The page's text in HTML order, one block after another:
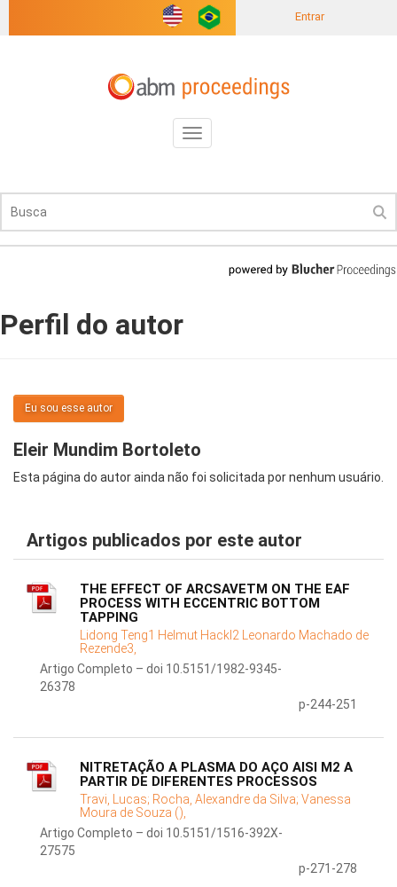
Entrar
Toggle
navigation
Perfil do autor
Eu sou esse autor
Eleir Mundim Bortoleto
Esta página do autor ainda não foi solicitada por nenhum usuário.
Artigos publicados por este autor
THE EFFECT OF ARCSAVETM ON THE EAF
PROCESS WITH ECCENTRIC BOTTOM
TAPPING
Lidong Teng1 Helmut Hackl2 Leonardo Machado de
Rezende3,
Artigo Completo – doi 10.5151/1982-9345-
26378
p-244-251
NITRETAÇÃO A PLASMA DO AÇO AISI M2 A
PARTIR DE DIFERENTES PROCESSOS
Travi, Lucas; Rocha, Alexandre da Silva; Vanessa
Moura de Souza (),
Artigo Completo – doi 10.5151/1516-392X-
27575
p-271-278